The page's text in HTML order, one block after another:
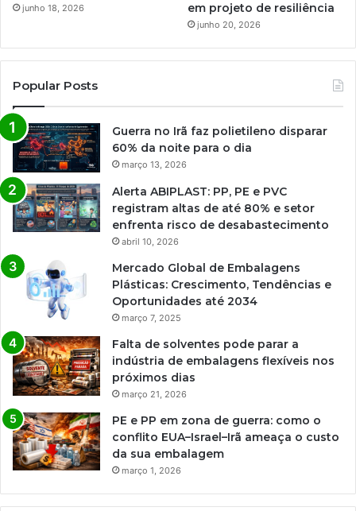
junho 18, 2026
em projeto de resiliência
junho 20, 2026
Popular Posts
Guerra no Irã faz polietileno disparar
60% da noite para o dia
março 13, 2026
Alerta ABIPLAST: PP, PE e PVC
registram altas de até 80% e setor
enfrenta risco de desabastecimento
abril 10, 2026
Mercado Global de Embalagens
Plásticas: Crescimento, Tendências e
Oportunidades até 2034
março 7, 2025
Falta de solventes pode parar a
indústria de embalagens flexíveis nos
próximos dias
março 21, 2026
PE e PP em zona de guerra: como o
conflito EUA–Israel–Irã ameaça o custo
da sua embalagem
março 1, 2026